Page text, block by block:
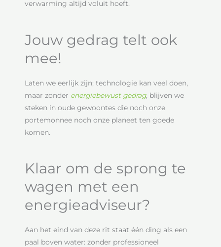
verwarming altijd voluit hoeft.
Jouw gedrag telt ook
mee!
Laten we eerlijk zijn; technologie kan veel doen,
maar zonder energiebewust gedrag, blijven we
steken in oude gewoontes die noch onze
portemonnee noch onze planeet ten goede
komen.
Klaar om de sprong te
wagen met een
energieadviseur?
Aan het eind van deze rit staat één ding als een
paal boven water: zonder professioneel